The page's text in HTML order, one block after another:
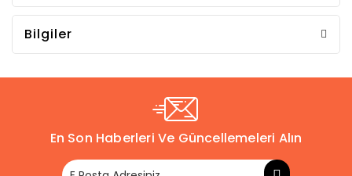
Bilgiler
En Son Haberleri Ve Güncellemeleri Alın